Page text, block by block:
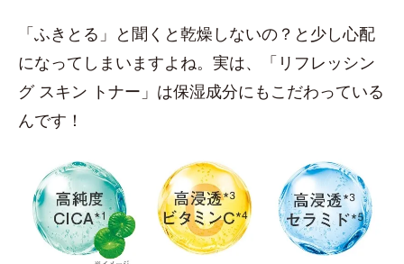
「ふきとる」と聞くと乾燥しないの？と少し心配
になってしまいますよね。実は、「リフレッシン
グ スキン トナー」は保湿成分にもこだわっている
んです！